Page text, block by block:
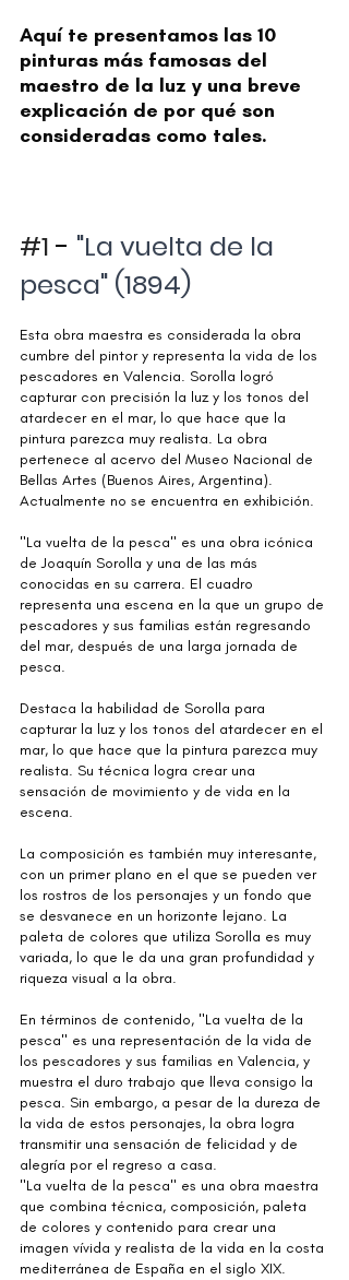
Aquí te presentamos las 10
pinturas más famosas del
maestro de la luz y una breve
explicación de por qué son
consideradas como tales.
#1 - "La vuelta de la
pesca" (1894)
Esta obra maestra es considerada la obra
cumbre del pintor y representa la vida de los
pescadores en Valencia. Sorolla logró
capturar con precisión la luz y los tonos del
atardecer en el mar, lo que hace que la
pintura parezca muy realista. La obra
pertenece al acervo del Museo Nacional de
Bellas Artes (Buenos Aires, Argentina).
Actualmente no se encuentra en exhibición.
"La vuelta de la pesca" es una obra icónica
de Joaquín Sorolla y una de las más
conocidas en su carrera. El cuadro
representa una escena en la que un grupo de
pescadores y sus familias están regresando
del mar, después de una larga jornada de
pesca.
Destaca la habilidad de Sorolla para
capturar la luz y los tonos del atardecer en el
mar, lo que hace que la pintura parezca muy
realista. Su técnica logra crear una
sensación de movimiento y de vida en la
escena.
La composición es también muy interesante,
con un primer plano en el que se pueden ver
los rostros de los personajes y un fondo que
se desvanece en un horizonte lejano. La
paleta de colores que utiliza Sorolla es muy
variada, lo que le da una gran profundidad y
riqueza visual a la obra.
En términos de contenido, "La vuelta de la
pesca" es una representación de la vida de
los pescadores y sus familias en Valencia, y
muestra el duro trabajo que lleva consigo la
pesca. Sin embargo, a pesar de la dureza de
la vida de estos personajes, la obra logra
transmitir una sensación de felicidad y de
alegría por el regreso a casa.
"La vuelta de la pesca" es una obra maestra
que combina técnica, composición, paleta
de colores y contenido para crear una
imagen vívida y realista de la vida en la costa
mediterránea de España en el siglo XIX.